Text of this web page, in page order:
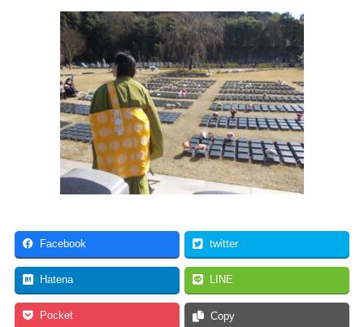
Facebook twitter
Hatena LINE
Pocket Copy